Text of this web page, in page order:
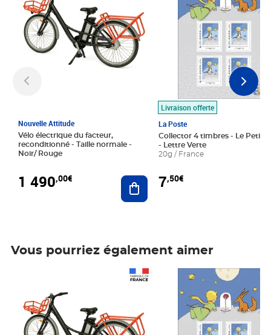
Nouvelle Attitude
Vélo électrique du facteur,
reconditionné - Taille normale -
Noir/ Rouge
1 490,00€ Ajouter au panier
Livraison offerte
La Poste
Collector 4 timbres - Le Petit
- Lettre Verte
20g / France
7,50€
Vous pourriez également aimer
Prix 7,50€